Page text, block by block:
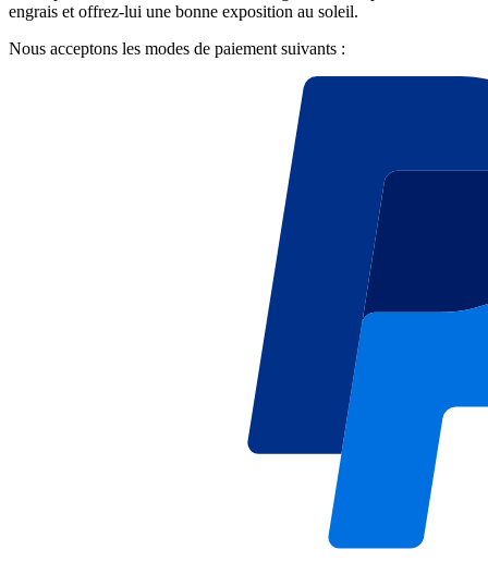
engrais et offrez-lui une bonne exposition au soleil.
Nous acceptons les modes de paiement suivants :